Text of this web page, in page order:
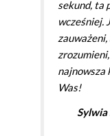
sekund, ta
wcześniej.
najnowsza
Was!